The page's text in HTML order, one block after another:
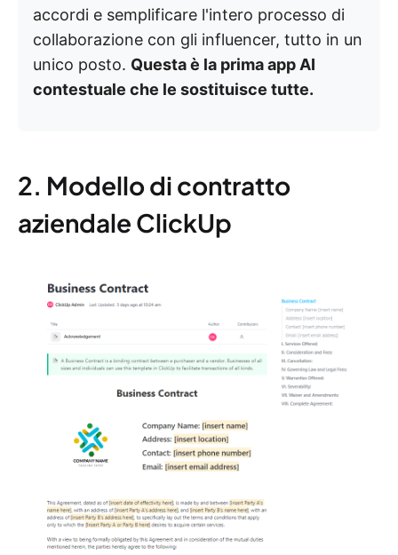
accordi e semplificare l'intero processo di
collaborazione con gli influencer, tutto in un
unico posto. Questa è la prima app AI
contestuale che le sostituisce tutte.
2. Modello di contratto
aziendale ClickUp